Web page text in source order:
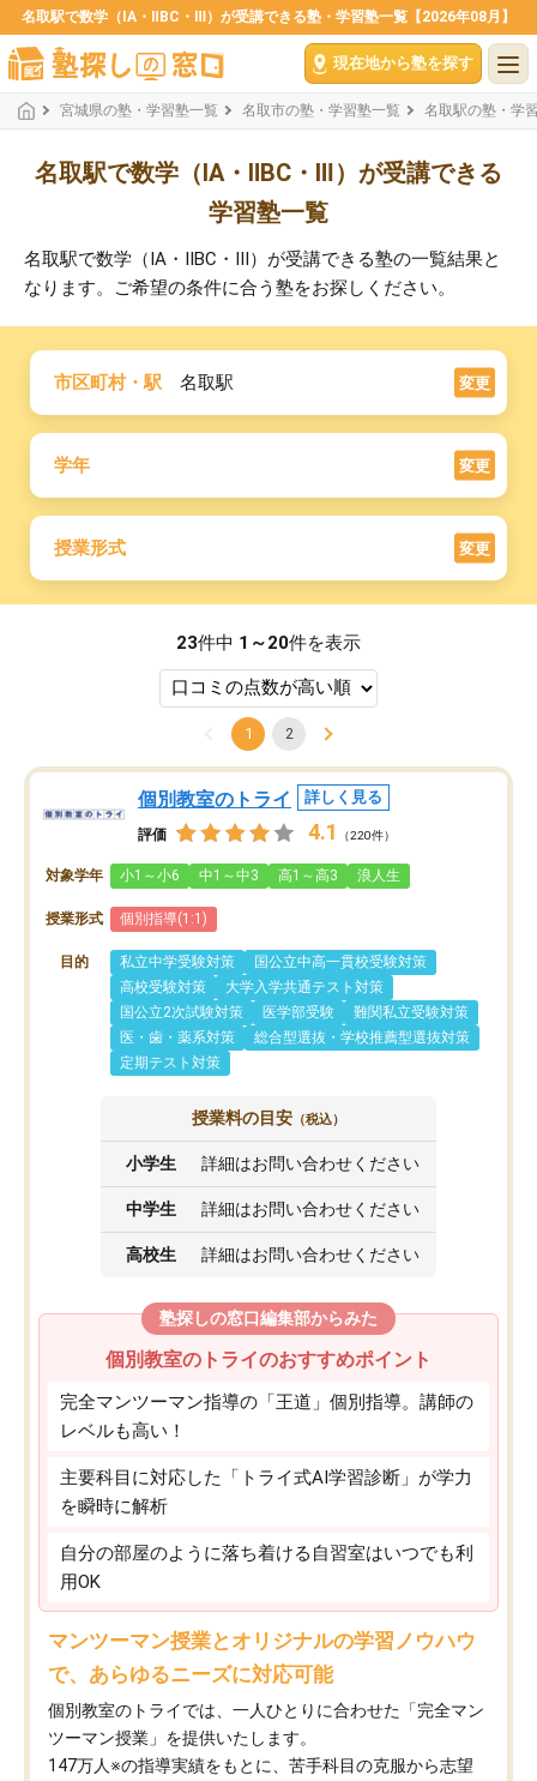
名取駅で数学（ⅠA・ⅡBC・Ⅲ）が受講できる塾・学習塾一覧【2026年08月】
現在地から塾を探す
宮城県の塾・学習塾一覧 名取市の塾・学習塾一覧 名取駅の塾・学
名取駅で数学（ⅠA・ⅡBC・Ⅲ）が受講できる
学習塾一覧
名取駅で数学（ⅠA・ⅡBC・Ⅲ）が受講できる塾の一覧結果と
なります。ご希望の条件に合う塾をお探しください。
市区町村・駅 名取駅 変更
学年 変更
授業形式 変更
23件中 1～20件を表示
1 2
個別教室のトライ 詳しく見る
評価 4.1 （220件）
対象学年 小1～小6 中1～中3 高1～高3 浪人生
授業形式 個別指導(1:1)
目的 私立中学受験対策
国公立中高一貫校受験対策
高校受験対策
大学入学共通テスト対策
国公立2次試験対策
医学部受験
難関私立受験対策
医・歯・薬系対策
総合型選抜・学校推薦型選抜対策
定期テスト対策
授業料の目安 （税込）
小学生 詳細はお問い合わせください
中学生 詳細はお問い合わせください
高校生 詳細はお問い合わせください
塾探しの窓口編集部からみた
個別教室のトライのおすすめポイント
完全マンツーマン指導の「王道」個別指導。講師の
レベルも高い！
主要科目に対応した「トライ式AI学習診断」が学力
を瞬時に解析
自分の部屋のように落ち着ける自習室はいつでも利
用OK
マンツーマン授業とオリジナルの学習ノウハウ
で、あらゆるニーズに対応可能
個別教室のトライでは、一人ひとりに合わせた「完全マン
ツーマン授業」を提供いたします。​
147万人※の指導実績をもとに、苦手科目の克服から志望